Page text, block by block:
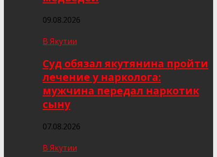
09.08.2026
В Якутии
Суд обязал якутянина пройти
лечение у нарколога:
мужчина передал наркотик
сыну
07.08.2026
В Якутии